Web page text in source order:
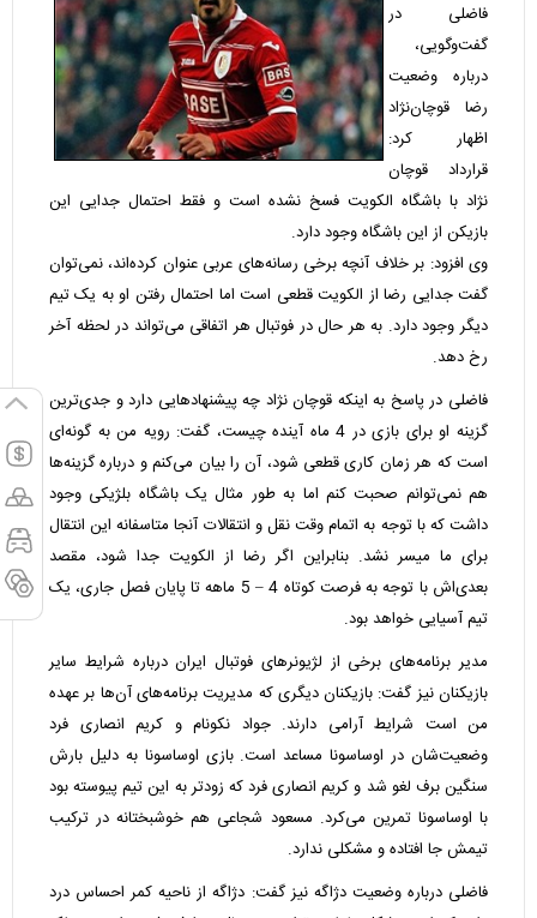
فاضلی در
گفت‌وگویی،
درباره وضعیت
رضا قوچان‌نژاد
اظهار کرد:
قرارداد قوچان
نژاد با باشگاه الکویت فسخ نشده است و فقط احتمال جدایی این
بازیکن از این باشگاه وجود دارد.
وی افزود: بر خلاف آنچه برخی رسانه‌های عربی عنوان کرده‌اند، نمی‌توان
گفت جدایی رضا از الکویت قطعی است اما احتمال رفتن او به یک تیم
دیگر وجود دارد. به هر حال در فوتبال هر اتفاقی می‌تواند در لحظه آخر
رخ دهد.
فاضلی در پاسخ به اینکه قوچان نژاد چه پیشنهادهایی دارد و جدی‌ترین
گزینه او برای بازی در 4 ماه آینده چیست، گفت: رویه من به گونه‌ای
است که هر زمان کاری قطعی شود، آن را بیان می‌کنم و درباره گزینه‌ها
هم نمی‌توانم صحبت کنم اما به طور مثال یک باشگاه بلژیکی وجود
داشت که با توجه به اتمام وقت نقل و انتقالات آنجا متاسفانه این انتقال
برای ما میسر نشد. بنابراین اگر رضا از الکویت جدا شود، مقصد
بعدی‌اش با توجه به فرصت کوتاه 4 – 5 ماهه تا پایان فصل جاری، یک
تیم آسیایی خواهد بود.
مدیر برنامه‌های برخی از لژیونرهای فوتبال ایران درباره شرایط سایر
بازیکنان نیز گفت: بازیکنان دیگری که مدیریت برنامه‌های آن‌ها بر عهده
من است شرایط آرامی دارند. جواد نکونام و کریم انصاری فرد
وضعیت‌شان در اوساسونا مساعد است. بازی اوساسونا به دلیل بارش
سنگین برف لغو شد و کریم انصاری فرد که زودتر به این تیم پیوسته بود
با اوساسونا تمرین می‌کرد. مسعود شجاعی هم خوشبختانه در ترکیب
تیمش جا افتاده و مشکلی ندارد.
فاضلی درباره وضعیت دژاگه نیز گفت: دژاگه از ناحیه کمر احساس درد